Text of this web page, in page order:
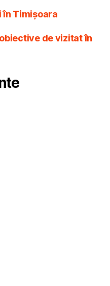
în Timișoara
de vizitat în